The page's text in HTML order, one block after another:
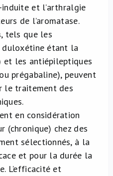
et l’arthralgie
de l’aromatase.
, tels que les
duloxétine étant la
et les antiépileptiques
prégabaline), peuvent
le traitement des
en considération
(chronique) chez des
sélectionnés, à la
et pour la durée la
L’efficacité et